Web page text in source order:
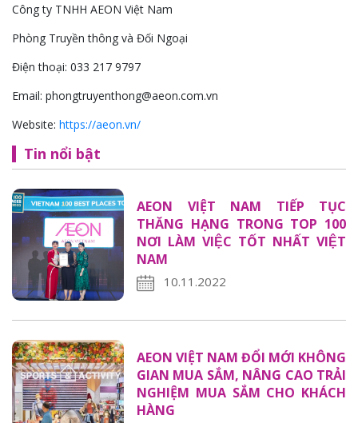
Công ty TNHH AEON Việt Nam
Phòng Truyền thông và Đối Ngoại
Điện thoại: 033 217 9797
Email: phongtruyenthong@aeon.com.vn
Website: https://aeon.vn/
Tin nổi bật
AEON VIỆT NAM TIẾP TỤC
THĂNG HẠNG TRONG TOP 100
NƠI LÀM VIỆC TỐT NHẤT VIỆT
NAM
10.11.2022
AEON VIỆT NAM ĐỔI MỚI KHÔNG
GIAN MUA SẮM, NÂNG CAO TRẢI
NGHIỆM MUA SẮM CHO KHÁCH
HÀNG